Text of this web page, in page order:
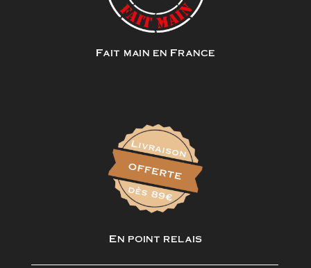
Fait main en France
En point relais